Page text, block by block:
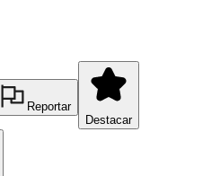
Reportar
Destacar